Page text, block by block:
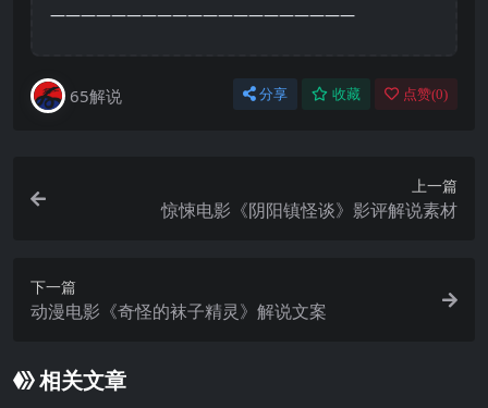
————————————————————
65解说 分享 收藏 点赞(0)
上一篇
惊悚电影《阴阳镇怪谈》影评解说素材
下一篇
动漫电影《奇怪的袜子精灵》解说文案
相关文章